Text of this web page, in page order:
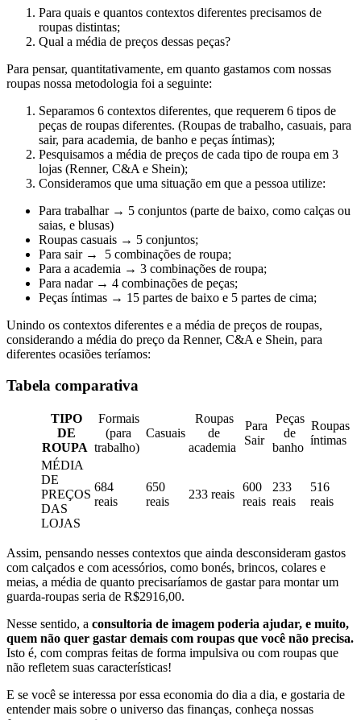
Para quais e quantos contextos diferentes precisamos de
roupas distintas;
Qual a média de preços dessas peças?
Para pensar, quantitativamente, em quanto gastamos com nossas
roupas nossa metodologia foi a seguinte:
Separamos 6 contextos diferentes, que requerem 6 tipos de
peças de roupas diferentes. (Roupas de trabalho, casuais, para
sair, para academia, de banho e peças íntimas);
Pesquisamos a média de preços de cada tipo de roupa em 3
lojas (Renner, C&A e Shein);
Consideramos que uma situação em que a pessoa utilize:
Para trabalhar → 5 conjuntos (parte de baixo, como calças ou
saias, e blusas)
Roupas casuais → 5 conjuntos;
Para sair → 5 combinações de roupa;
Para a academia → 3 combinações de roupa;
Para nadar → 4 combinações de peças;
Peças íntimas → 15 partes de baixo e 5 partes de cima;
Unindo os contextos diferentes e a média de preços de roupas,
considerando a média do preço da Renner, C&A e Shein, para
diferentes ocasiões teríamos:
Tabela comparativa
TIPO
DE
ROUPA
Formais
(para
trabalho)
Casuais
Roupas
de
academia
Para
Sair
Peças
de
banho
Roupas
íntimas
MÉDIA
DE
PREÇOS
DAS
LOJAS
684
reais
650
reais
233 reais
600
reais
233
reais
516
reais
Assim, pensando nesses contextos que ainda desconsideram gastos
com calçados e com acessórios, como bonés, brincos, colares e
meias, a média de quanto precisaríamos de gastar para montar um
guarda-roupas seria de R$2916,00.
Nesse sentido, a consultoria de imagem poderia ajudar, e muito,
quem não quer gastar demais com roupas que você não precisa.
Isto é, com compras feitas de forma impulsiva ou com roupas que
não refletem suas características!
E se você se interessa por essa economia do dia a dia, e gostaria de
entender mais sobre o universo das finanças, conheça nossas